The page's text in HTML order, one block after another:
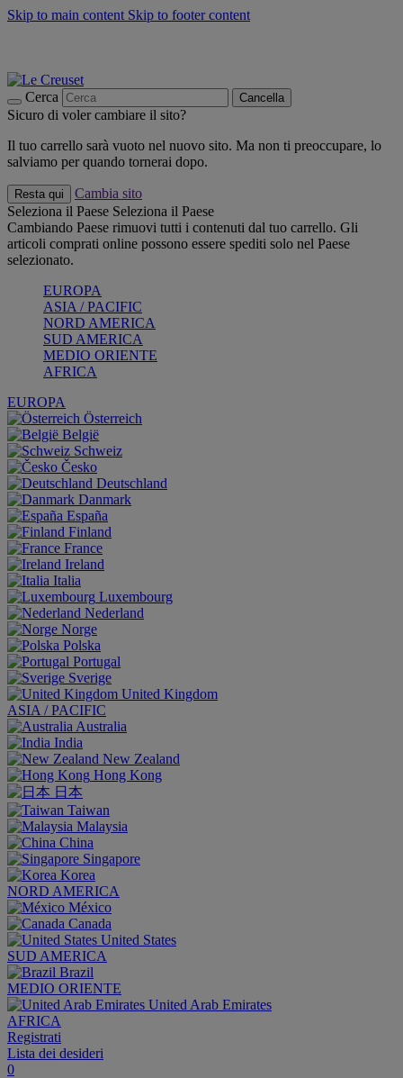
Skip to main content Skip to footer content
Cerca Cancella
Sicuro di voler cambiare il sito?
Il tuo carrello sarà vuoto nel nuovo sito. Ma non ti preoccupare, lo
salviamo per quando tornerai dopo.
Resta qui
Cambia sito
Seleziona il Paese Seleziona il Paese
Cambiando Paese rimuovi tutti i contenuti dal tuo carrello. Gli
articoli comprati online possono essere spediti solo nel Paese
selezionato.
EUROPA
ASIA / PACIFIC
NORD AMERICA
SUD AMERICA
MEDIO ORIENTE
AFRICA
EUROPA
Österreich
België
Schweiz
Česko
Deutschland
Danmark
España
Finland
France
Ireland
Italia
Luxembourg
Nederland
Norge
Polska
Portugal
Sverige
United Kingdom
ASIA / PACIFIC
Australia
India
New Zealand
Hong Kong
日本
Taiwan
Malaysia
China
Singapore
Korea
NORD AMERICA
México
Canada
United States
SUD AMERICA
Brazil
MEDIO ORIENTE
United Arab Emirates
AFRICA
Registrati
Lista dei desideri
0